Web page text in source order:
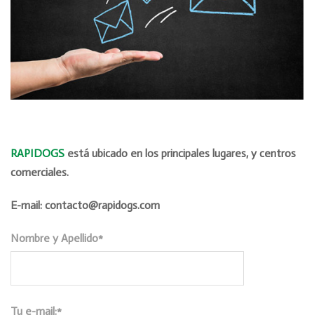
RAPIDOGS está ubicado en los principales lugares, y centros
comerciales.
E-mail: contacto@rapidogs.com
Nombre y Apellido*
Tu e-mail:*